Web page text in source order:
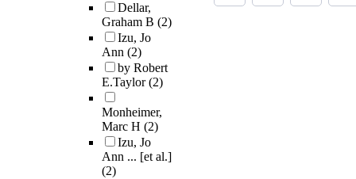
Dellar,
Graham B (2)
Izu, Jo
Ann (2)
by Robert
E.Taylor(2)
Monheimer,
Marc H (2)
Izu, Jo
Ann ... [et al.]
(2)